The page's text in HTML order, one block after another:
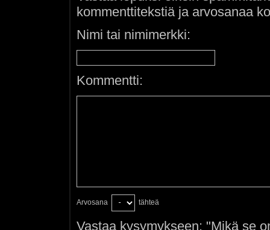
kommenttitekstiä ja arvosanaa
Nimi tai nimimerkki:
Kommentti:
Arvosana tähteä
Vastaa kysymykseen: "Mikä se